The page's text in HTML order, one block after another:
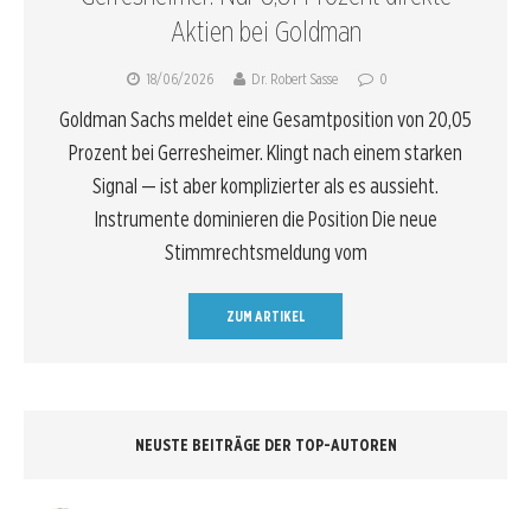
Aktien bei Goldman
18/06/2026 Dr. Robert Sasse 0
Goldman Sachs meldet eine Gesamtposition von 20,05
Prozent bei Gerresheimer. Klingt nach einem starken
Signal — ist aber komplizierter als es aussieht.
Instrumente dominieren die Position Die neue
Stimmrechtsmeldung vom
ZUM ARTIKEL
NEUSTE BEITRÄGE DER TOP-AUTOREN